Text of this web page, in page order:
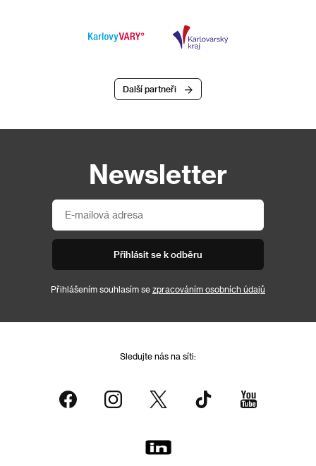
Další partneři
Newsletter
Přihlásit se k odběru
Přihlášením souhlasím se zpracováním osobních údajů
Sledujte nás na síti: